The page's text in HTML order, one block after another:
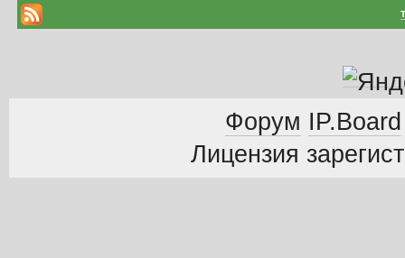
Форум IP.Board
Лицензия